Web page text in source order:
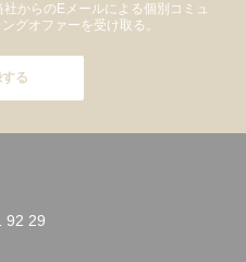
からのEメールによる個別コミュ
グオファーを受け取る。
る
92 29
開きます))